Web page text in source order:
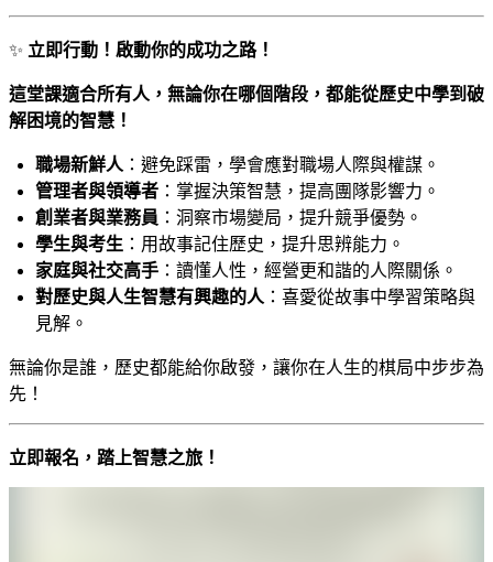
✨ 立即行動！啟動你的成功之路！
這堂課適合所有人，無論你在哪個階段，都能從歷史中學到破
解困境的智慧！
職場新鮮人 ：​ 避免踩雷，學會應對職場人際與權謀。
管理者與領導者 ：​ 掌握決策智慧，提高團隊影響力。
創業者與業務員 ：​ 洞察市場變局，提升競爭優勢。
學生與考生 ：​ 用故事記住歷史，提升思辨能力。
家庭與社交高手 ：​ 讀懂人性，經營更和諧的人際關係。
對歷史與人生智慧有興趣的人 ：​ 喜愛從故事中學習策略與
見解。
無論你是誰，歷史都能給你啟發，讓你在人生的棋局中步步為
先！
立即報名，踏上智慧之旅！